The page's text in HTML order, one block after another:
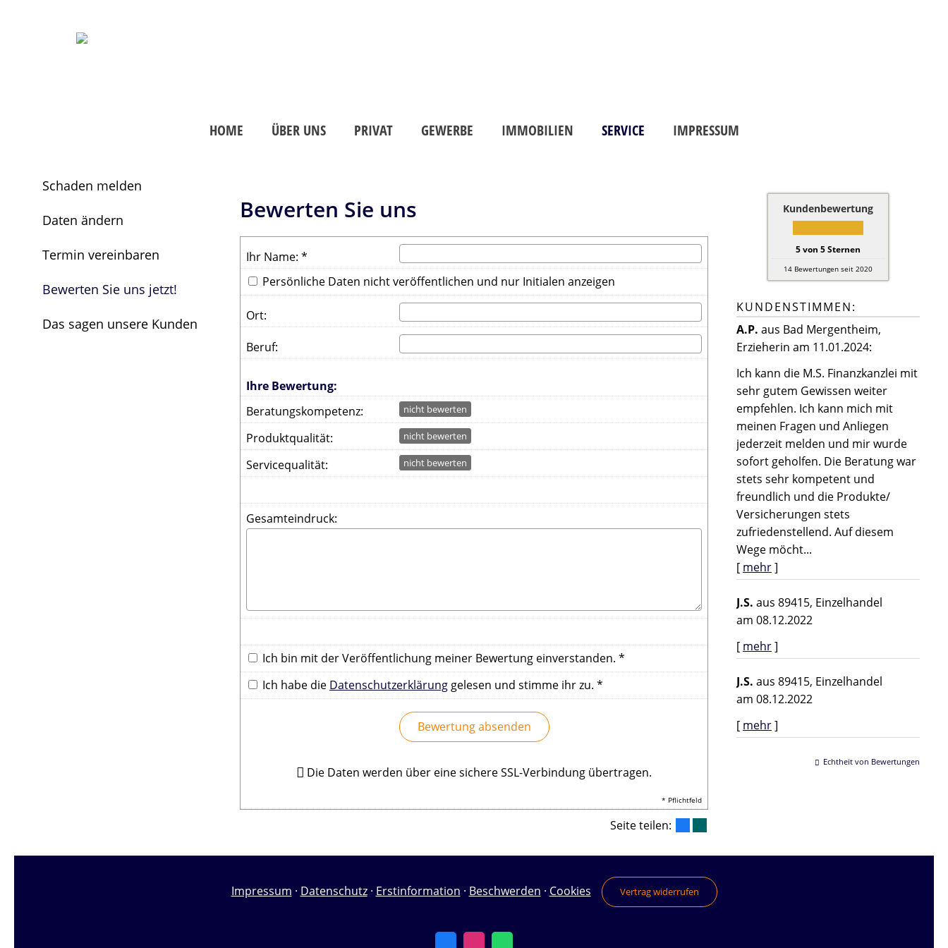
HOME ÜBER UNS PRIVAT GEWERBE IMMOBILIEN SERVICE
Schaden melden
Daten ändern
Termin vereinbaren
Bewerten Sie uns jetzt!
Das sagen unsere Kunden
IMPRESSUM
Kundenbewertung
5von 5Sternen
14 Bewertungen seit 2020
KUNDENSTIMMEN:
A.P. aus Bad Mergentheim,
Erzieherin am 11.01.2024:
Ich kann die M.S. Finanzkanzlei mit
sehr gutem Gewissen weiter
empfehlen. Ich kann mich mit
meinen Fragen und Anliegen
jederzeit melden und mir wurde
sofort geholfen. Die Beratung war
stets sehr kompetent und
freundlich und die Produkte/
Versicherungen stets
zufriedenstellend. Auf diesem
Wege möcht...
[ mehr]
J.S. aus 89415, Einzelhandel
am 08.12.2022
[ mehr]
J.S. aus 89415, Einzelhandel
am 08.12.2022
[ mehr]
Echtheit von Bewertungen
Bewerten Sie uns
Ihr Name: *
Persönliche Daten nicht veröffentlichen und nur Initialen anzeigen
Ort:
Beruf:
Ihre Bewertung:
Beratungskompetenz:
nicht bewerten
Produktqualität: nicht bewerten
Servicequalität: nicht bewerten
Gesamteindruck:
Ich bin mit der Veröffentlichung meiner Bewertung einverstanden. *
Ich habe die Datenschutzerklärung gelesen und stimme ihr zu. *
Bewertung absenden
Die Daten werden über eine sichere SSL-Verbindung übertragen.
* Pflichtfeld
Seite teilen:
Impressum · Datenschutz· Erstinformation · Beschwerden · Cookies Vertrag widerrufen